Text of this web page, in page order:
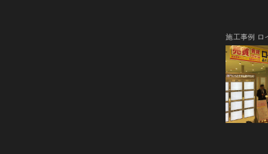
施工事例 ロ